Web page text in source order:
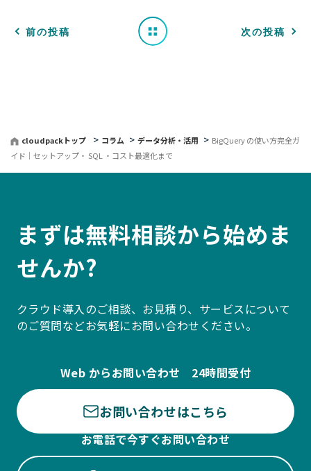
前の投稿 へ 次の投稿
cloudpackトップ コラム データ分析・活用
BigQuery の使い方完全ガ
イド｜セットアップ・ SQL ・コスト最適化まで
まずは無料相談から始めま
せんか?
クラウド導入のご相談、お見積り、サービスについて
のご質問などお気軽にお問い合わせください。
Web からお問い合わせ 24時間受付
お問い合わせはこちら
お電話で今すぐお問い合わせ